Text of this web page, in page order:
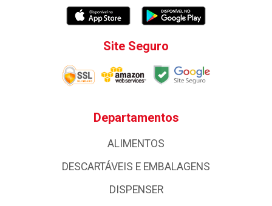
Site Seguro
Departamentos
ALIMENTOS
DESCARTÁVEIS E EMBALAGENS
DISPENSER